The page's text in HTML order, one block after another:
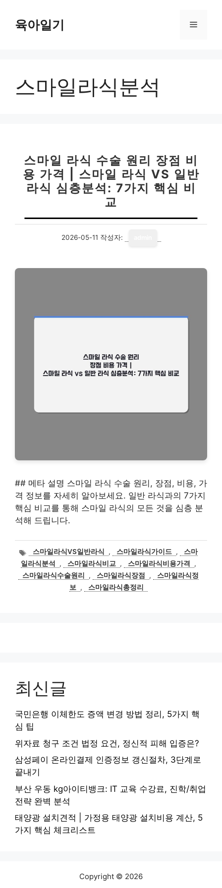
육아일기 메
스마일라식분석
스마일 라식 수술 원리 장점 비
용 가격 | 스마일 라식 VS 일반
라식 심층분석: 7가지 핵심 비
교
2026-05-11 작성자:
## 메타 설명 스마일 라식 수술 원리, 장점, 비용, 가
격 정보를 자세히 알아보세요. 일반 라식과의 7가지
핵심 비교를 통해 스마일 라식의 모든 것을 심층 분
석해 드립니다.
태
그
스마일라식VS일반라식 , 스마일라식가이드 ,
스마
일라식분석
, 스마일라식비교 , 스마일라식비용가격
,
스마일라식수술원리
, 스마일라식장점 ,
스마일라식정
보
, 스마일라식총정리
최신글
국민은행 이체한도 증액 변경 방법 정리, 5가지 핵
심 팁
위자료 청구 조건 법정 요건, 정신적 피해 입증은?
삼성페이 온라인결제 인증정보 갱신절차, 3단계로
끝내기
부산 우동 kg아이티뱅크: IT 교육 수강료, 진학/취업
전략 완벽 분석
태양광 설치견적 | 가정용 태양광 설치비용 계산, 5
가지 핵심 체크리스트
Copyright © 2026